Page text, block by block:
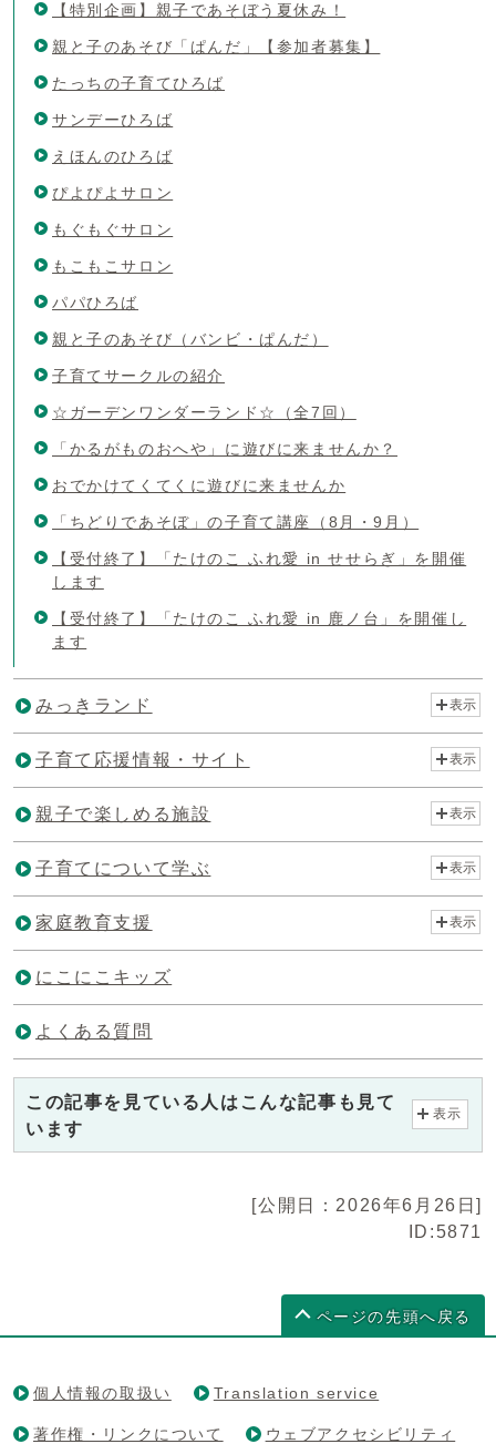
【特別企画】親子であそぼう夏休み！
親と子のあそび「ぱんだ」【参加者募集】
たっちの子育てひろば
サンデーひろば
えほんのひろば
ぴよぴよサロン
もぐもぐサロン
もこもこサロン
パパひろば
親と子のあそび（バンビ・ぱんだ）
子育てサークルの紹介
☆ガーデンワンダーランド☆（全7回）
「かるがものおへや」に遊びに来ませんか？
おでかけてくてくに遊びに来ませんか
「ちどりであそぼ」の子育て講座（8月・9月）
【受付終了】「たけのこ ふれ愛 in せせらぎ」を開催
します
【受付終了】「たけのこ ふれ愛 in 鹿ノ台」を開催し
ます
みっきランド 表示
子育て応援情報・サイト 表示
親子で楽しめる施設 表示
子育てについて学ぶ 表示
家庭教育支援 表示
にこにこキッズ
よくある質問
この記事を見ている人はこんな記事も見て
います
表示
[公開日：2026年6月26日]
ID:5871
ページの先頭へ戻る
個人情報の取扱い Translation service
著作権・リンクについて ウェブアクセシビリティ